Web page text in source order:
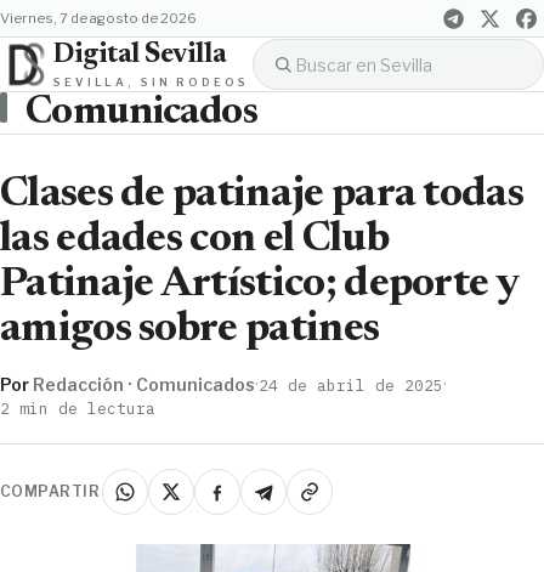
viernes, 7 de agosto de 2026
Digital Sevilla
SEVILLA, SIN RODEOS
Comunicados
Clases de patinaje para todas
las edades con el Club
Patinaje Artístico; deporte y
amigos sobre patines
Por Redacción · Comunicados·24 de abril de 2025·
2 min de lectura
COMPARTIR